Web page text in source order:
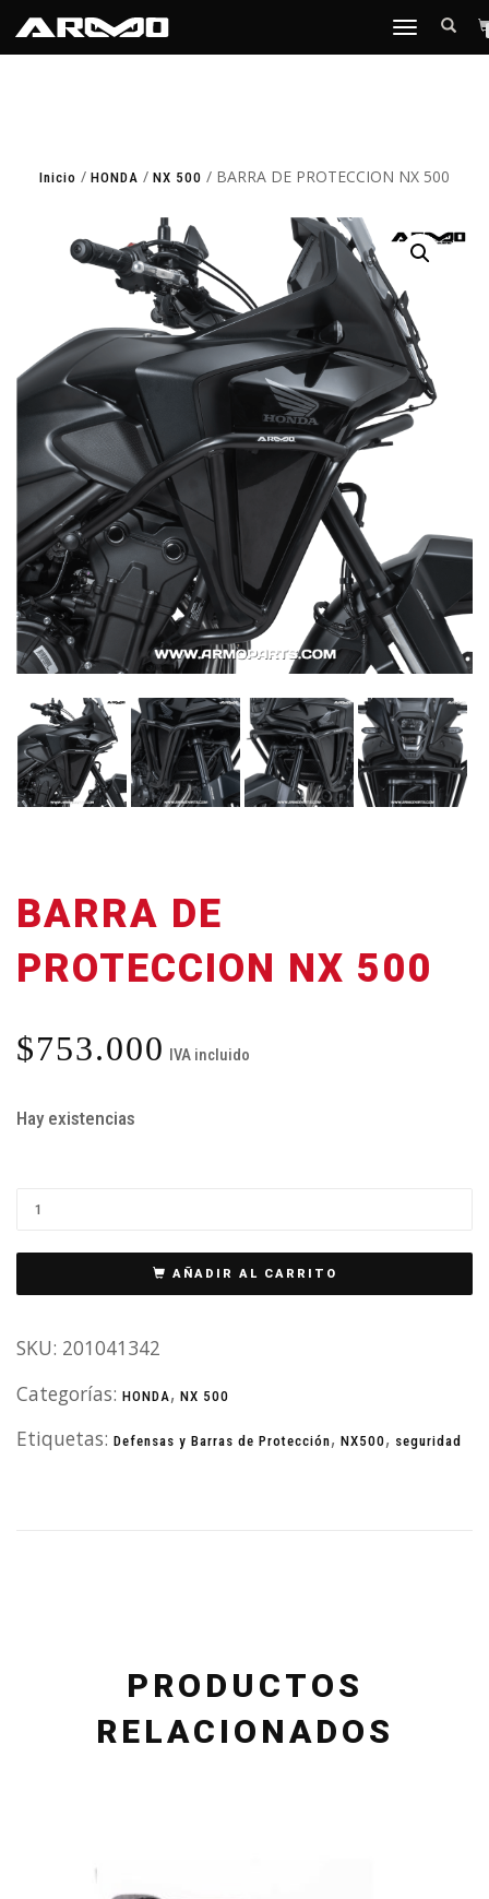
TOGGLE
Inicio / HONDA / NX 500 / BARRA DE PROTECCION NX 500
BARRA DE
PROTECCION NX 500
$753.000 IVA incluido
Hay existencias
AÑADIR AL CARRITO
SKU: 201041342
Categorías: HONDA, NX 500
Etiquetas: Defensas y Barras de Protección, NX500, seguridad
PRODUCTOS
RELACIONADOS